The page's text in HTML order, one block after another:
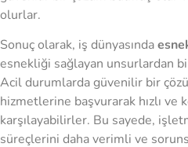
olurlar.
Sonuç olarak, iş dünyasında
esnekliği sağlayan unsurlardan
Acil durumlarda güvenilir bir
hizmetlerine başvurarak hızlı ve
karşılayabilirler. Bu sayede,
süreçlerini daha verimli ve